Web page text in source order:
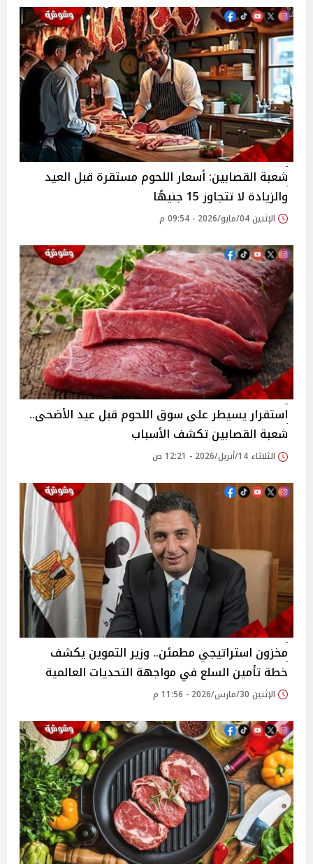
شعبة القصابين: أسعار اللحوم مستقرة قبل العيد
والزيادة لا تتجاوز 15 جنيهًا
الإثنين 04/مايو/2026 - 09:54 م
استقرار يسيطر على سوق اللحوم قبل عيد الأضحى..
شعبة القصابين تكشف الأسباب
الثلاثاء 14/أبريل/2026 - 12:21 ص
مخزون استراتيجي مطمئن.. وزير التموين يكشف
خطة تأمين السلع في مواجهة التحديات العالمية
الإثنين 30/مارس/2026 - 11:56 م